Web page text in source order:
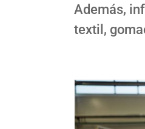
Además,
textil,